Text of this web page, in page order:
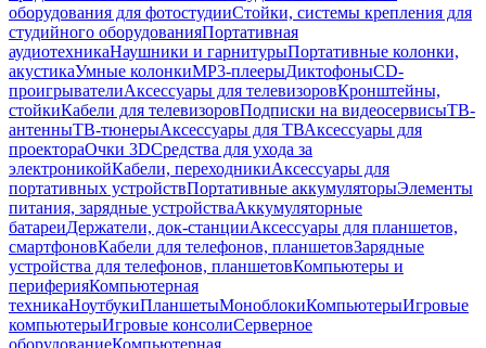
оборудования для фотостудииСтойки, системы крепления для
студийного оборудованияПортативная
аудиотехникаНаушники и гарнитурыПортативные колонки,
акустикаУмные колонкиMP3-плеерыДиктофоныCD-
проигрывателиАксессуары для телевизоровКронштейны,
стойкиКабели для телевизоровПодписки на видеосервисыТВ-
антенныТВ-тюнерыАксессуары для ТВАксессуары для
проектораОчки 3DСредства для ухода за
электроникойКабели, переходникиАксессуары для
портативных устройствПортативные аккумуляторыЭлементы
питания, зарядные устройстваАккумуляторные
батареиДержатели, док-станцииАксессуары для планшетов,
смартфоновКабели для телефонов, планшетовЗарядные
устройства для телефонов, планшетовКомпьютеры и
периферияКомпьютерная
техникаНоутбукиПланшетыМоноблокиКомпьютерыИгровые
компьютерыИгровые консолиСерверное
оборудованиеКомпьютерная